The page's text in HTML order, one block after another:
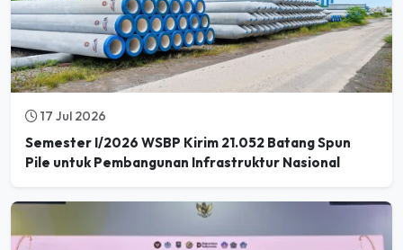
17 Jul 2026
Semester I/2026 WSBP Kirim 21.052 Batang Spun
Pile untuk Pembangunan Infrastruktur Nasional